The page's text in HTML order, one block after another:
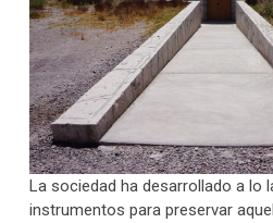
La sociedad ha desarrollado a lo
instrumentos para preservar